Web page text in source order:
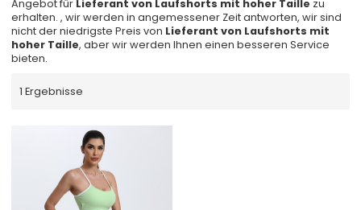
Angebot für Lieferant von Laufshorts mit hoher Taille zu
erhalten. , wir werden in angemessener Zeit antworten, wir sind
nicht der niedrigste Preis von Lieferant von Laufshorts mit
hoher Taille, aber wir werden Ihnen einen besseren Service
bieten.
1 Ergebnisse